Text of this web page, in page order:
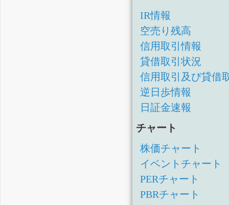
IR情報
空売り残高
信用取引情報
貸借取引状況
信用取引及び貸借
逆日歩情報
日証金速報
チャート
株価チャート
イベントチャート
PERチャート
PBRチャート